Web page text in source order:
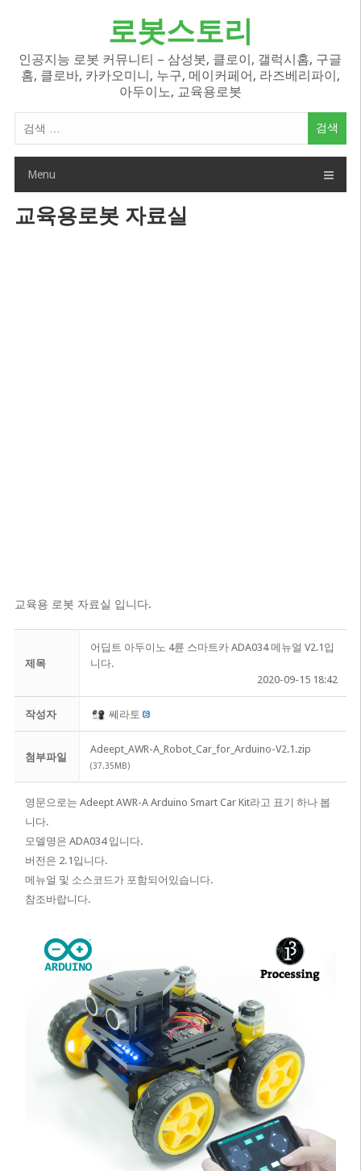
로봇스토리
인공지능 로봇 커뮤니티 – 삼성봇, 클로이, 갤럭시홈, 구글
홈, 클로바, 카카오미니, 누구, 메이커페어, 라즈베리파이,
아두이노, 교육용로봇
색
Menu
교육용로봇 자료실
교육용 로봇 자료실 입니다.
제목
어딥트 아두이노 4륜 스마트카 ADA034 메뉴얼 V2.1입
니다.
2020-09-15 18:42
작성자 쎄라토
첨부파일
Adeept_AWR-A_Robot_Car_for_Arduino-V2.1.zip
(37.35MB)
영문으로는 Adeept AWR-A Arduino Smart Car Kit라고 표기 하나 봅
니다.
​모델명은 ADA034 입니다.
버전은 2.1입니다.
메뉴얼 및 소스코드가 포함되어있습니다.
참조바랍니다.